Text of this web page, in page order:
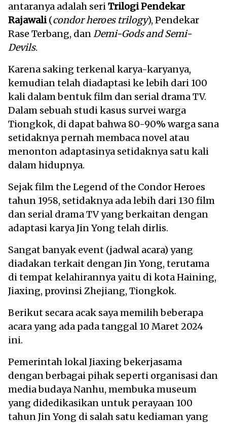
antaranya adalah seriTrilogi Pendekar
Rajawali(condor heroes trilogy), Pendekar
Rase Terbang, danDemi-Gods and Semi-
Devils.
Karena saking terkenal karya-karyanya,
kemudian telah diadaptasi ke lebih dari 100
kali dalam bentuk film dan serial drama TV.
Dalam sebuah studi kasus survei warga
Tiongkok, di dapat bahwa 80-90% warga sana
setidaknya pernah membaca novel atau
menonton adaptasinya setidaknya satu kali
dalam hidupnya.
Sejak film the Legend of the Condor Heroes
tahun 1958, setidaknya ada lebih dari 130 film
dan serial drama TV yang berkaitan dengan
adaptasi karya Jin Yong telah dirlis.
Sangat banyak event (jadwal acara) yang
diadakan terkait dengan Jin Yong, terutama
di tempat kelahirannya yaitu di kota Haining,
Jiaxing, provinsi Zhejiang, Tiongkok.
Berikut secara acak saya memilih beberapa
acara yang ada pada tanggal 10 Maret 2024
ini.
Pemerintah lokal Jiaxing bekerjasama
dengan berbagai pihak seperti organisasi dan
media budaya Nanhu, membuka museum
yang didedikasikan untuk perayaan 100
tahun Jin Yong di salah satu kediaman yang